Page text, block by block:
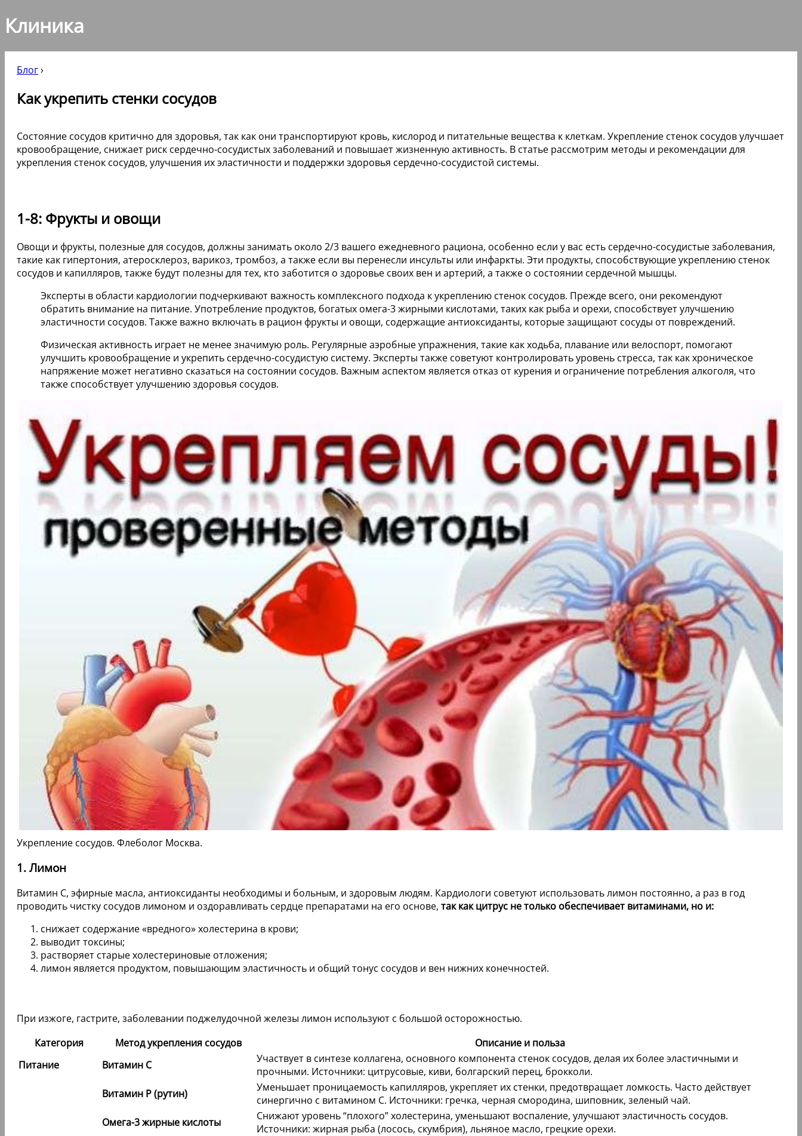
Клиника
Блог›
Как укрепить стенки сосудов
Состояние сосудов критично для здоровья, так как они транспортируют кровь, кислород и питательные вещества к клеткам. Укрепление стенок сосудов улучшает
кровообращение, снижает риск сердечно-сосудистых заболеваний и повышает жизненную активность. В статье рассмотрим методы и рекомендации для
укрепления стенок сосудов, улучшения их эластичности и поддержки здоровья сердечно-сосудистой системы.
1-8: Фрукты и овощи
Овощи и фрукты, полезные для сосудов, должны занимать около 2/3 вашего ежедневного рациона, особенно если у вас есть сердечно-сосудистые заболевания,
такие как гипертония, атеросклероз, варикоз, тромбоз, а также если вы перенесли инсульты или инфаркты. Эти продукты, способствующие укреплению стенок
сосудов и капилляров, также будут полезны для тех, кто заботится о здоровье своих вен и артерий, а также о состоянии сердечной мышцы.
Эксперты в области кардиологии подчеркивают важность комплексного подхода к укреплению стенок сосудов. Прежде всего, они рекомендуют
обратить внимание на питание. Употребление продуктов, богатых омега-3 жирными кислотами, таких как рыба и орехи, способствует улучшению
эластичности сосудов. Также важно включать в рацион фрукты и овощи, содержащие антиоксиданты, которые защищают сосуды от повреждений.
Физическая активность играет не менее значимую роль. Регулярные аэробные упражнения, такие как ходьба, плавание или велоспорт, помогают
улучшить кровообращение и укрепить сердечно-сосудистую систему. Эксперты также советуют контролировать уровень стресса, так как хроническое
напряжение может негативно сказаться на состоянии сосудов. Важным аспектом является отказ от курения и ограничение потребления алкоголя, что
также способствует улучшению здоровья сосудов.
Укрепление сосудов. Флеболог Москва.
1. Лимон
Витамин С, эфирные масла, антиоксиданты необходимы и больным, и здоровым людям. Кардиологи советуют использовать лимон постоянно, а раз в год
проводить чистку сосудов лимоном и оздоравливать сердце препаратами на его основе, так как цитрус не только обеспечивает витаминами, но и:
снижает содержание «вредного» холестерина в крови;
выводит токсины;
растворяет старые холестериновые отложения;
лимон является продуктом, повышающим эластичность и общий тонус сосудов и вен нижних конечностей.
При изжоге, гастрите, заболевании поджелудочной железы лимон используют с большой осторожностью.
Категория
Метод укрепления сосудов
Описание и польза
Питание
Витамин C
Участвует в синтезе коллагена, основного компонента стенок сосудов, делая их более эластичными и
прочными. Источники: цитрусовые, киви, болгарский перец, брокколи.
Витамин P (рутин)
Уменьшает проницаемость капилляров, укрепляет их стенки, предотвращает ломкость. Часто действует
синергично с витамином C. Источники: гречка, черная смородина, шиповник, зеленый чай.
Омега-3 жирные кислоты
Снижают уровень “плохого” холестерина, уменьшают воспаление, улучшают эластичность сосудов.
Источники: жирная рыба (лосось, скумбрия), льняное масло, грецкие орехи.